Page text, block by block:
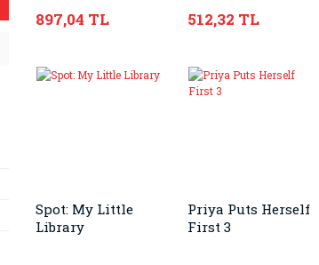
897,04 TL 512,32 TL
Spot: My Little
Library
Priya Puts Herself
First 3